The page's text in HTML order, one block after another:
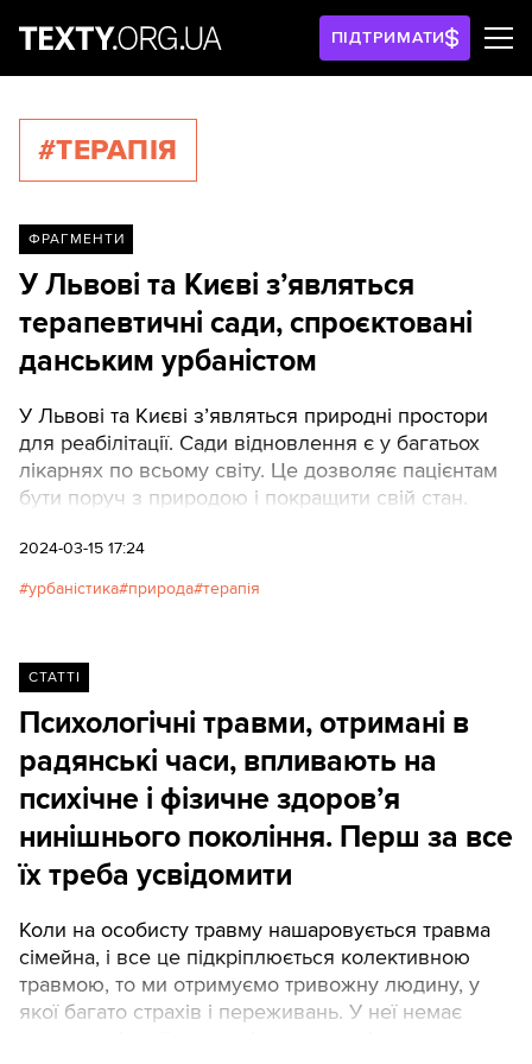
ПІДТРИМАТИ
#ТЕРАПІЯ
ФРАГМЕНТИ
У Львові та Києві з’являться
терапевтичні сади, спроєктовані
данським урбаністом
У Львові та Києві з’являться природні простори
для реабілітації. Сади відновлення є у багатьох
лікарнях по всьому світу. Це дозволяє пацієнтам
бути поруч з природою і покращити свій стан.
2024-03-15 17:24
урбаністика природа терапія
СТАТТІ
Психологічні травми, отримані в
радянські часи, впливають на
психічне і фізичне здоров’я
нинішнього покоління. Перш за все
їх треба усвідомити
Коли на особисту травму нашаровується травма
сімейна, і все це підкріплюється колективною
травмою, то ми отримуємо тривожну людину, у
якої багато страхів і переживань. У неї немає